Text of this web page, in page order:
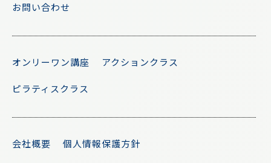
お問い合わせ
オンリーワン講座 アクションクラス
ピラティスクラス
会社概要 個人情報保護方針